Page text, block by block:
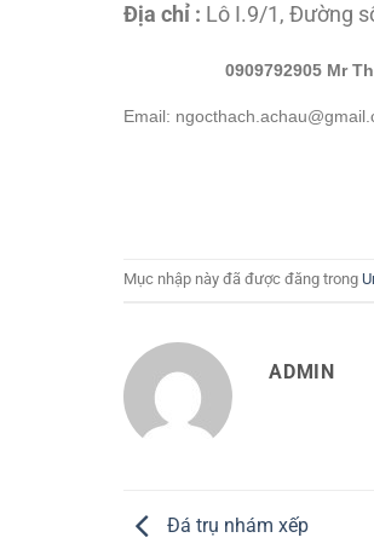
Địa chỉ : Lô I.9/1, Đường
0909792905 Mr
Email:
Mục nhập này đã được đăng trong
ADMIN
Đá trụ nhám xếp